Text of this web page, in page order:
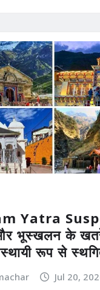
Yatra
और भूस्खलन के
रूप से
Jul 20,